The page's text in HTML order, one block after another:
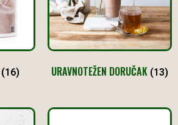
(16) URAVNOTEŽEN DORUČAK (13)